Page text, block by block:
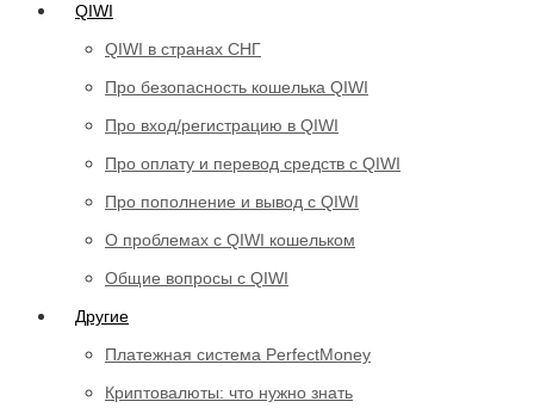
QIWI
QIWI в странах СНГ
Про безопасность кошелька QIWI
Про вход/регистрацию в QIWI
Про оплату и перевод средств c QIWI
Про пополнение и вывод с QIWI
О проблемах с QIWI кошельком
Общие вопросы с QIWI
Другие
Платежная система PerfectMoney
Криптовалюты: что нужно знать